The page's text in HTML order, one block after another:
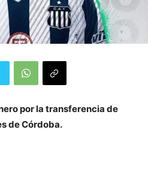
por la transferencia de
de Córdoba.